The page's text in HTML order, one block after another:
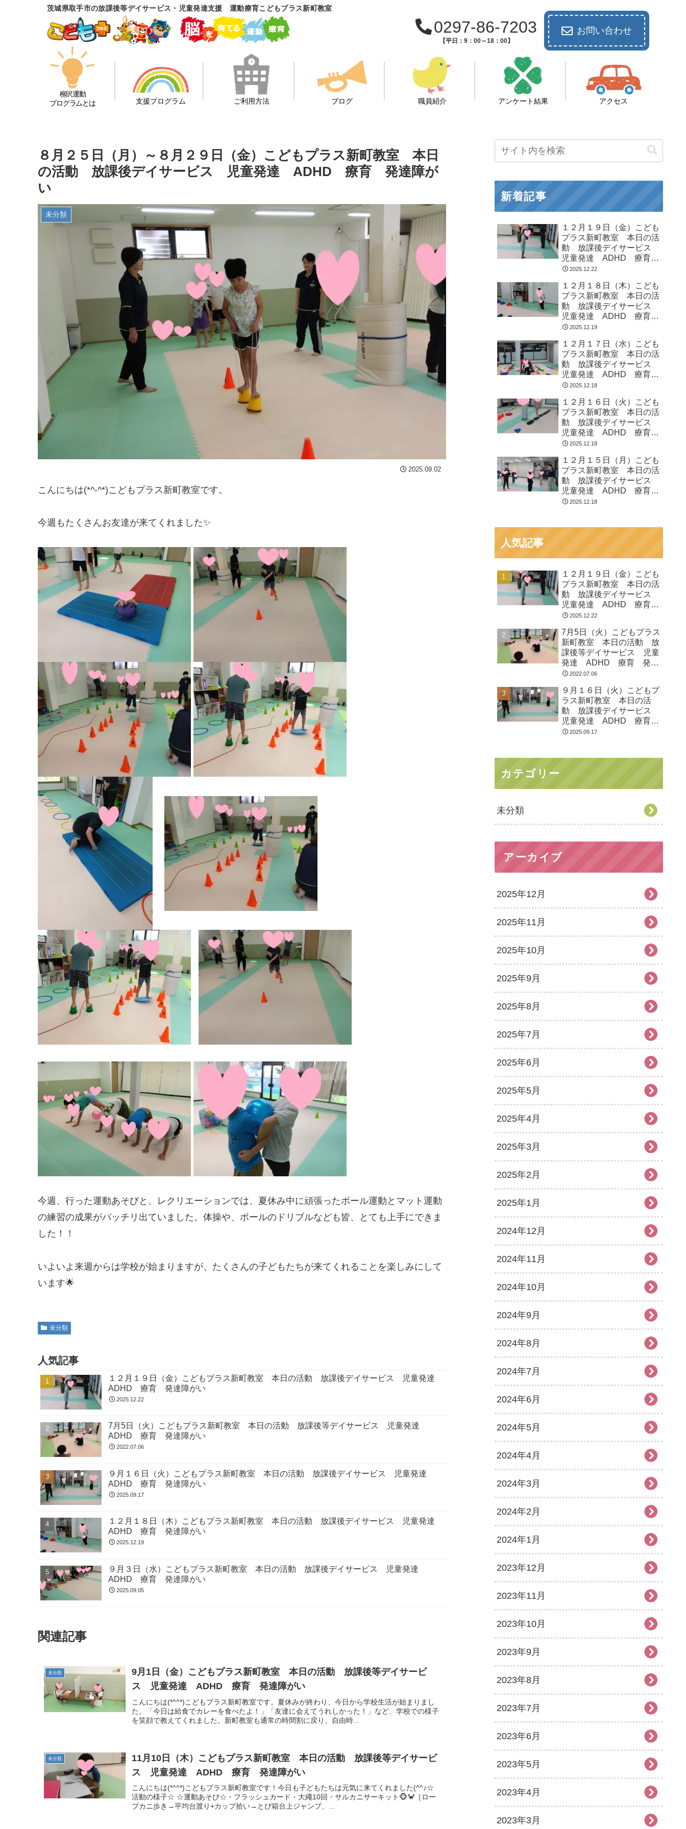
茨城県取手市の放課後等デイサービス・児童発達支援 運動療育こどもプラス新町教室
0297-86-7203
【平日：9：00～18：00】
お問い合わせ
柳沢運動
プログラムとは
支援プログラム ご利用方法 ブログ 職員紹介 アンケート結果 アクセス
８月２５日（月）～８月２９日（金）こどもプラス新町教室 本日
の活動 放課後デイサービス 児童発達 ADHD 療育 発達障が
い
未分類
2025.09.02
こんにちは(*^-^*)こどもプラス新町教室です。
今週もたくさんお友達が来てくれました✨
今週、行った運動あそびと、レクリエーションでは、夏休み中に頑張ったボール運動とマット運動
の練習の成果がバッチリ出ていました。体操や、ボールのドリブルなども皆、とても上手にできま
した！！
いよいよ来週からは学校が始まりますが、たくさんの子どもたちが来てくれることを楽しみにして
います🌟
未分類
人気記事
１２月１９日（金）こどもプラス新町教室 本日の活動 放課後デイサービス 児童発達
ADHD 療育 発達障がい
2025.12.22
7月5日（火）こどもプラス新町教室 本日の活動 放課後等デイサービス 児童発達
ADHD 療育 発達障がい
2022.07.06
９月１６日（火）こどもプラス新町教室 本日の活動 放課後デイサービス 児童発達
ADHD 療育 発達障がい
2025.09.17
１２月１８日（木）こどもプラス新町教室 本日の活動 放課後デイサービス 児童発達
ADHD 療育 発達障がい
2025.12.19
９月３日（水）こどもプラス新町教室 本日の活動 放課後デイサービス 児童発達
ADHD 療育 発達障がい
2025.09.05
関連記事
未分類
9月1日（金）こどもプラス新町教室 本日の活動 放課後等デイサービ
ス 児童発達 ADHD 療育 発達障がい
こんにちは(*^^*)こどもプラス新町教室です。夏休みが終わり、今日から学校生活が始まりまし
た。「今日は給食でカレーを食べたよ！」「友達に会えてうれしかった！」など、学校での様子
を笑顔で教えてくれました。新町教室も通常の時間割に戻り、自由時...
未分類
11月10日（木）こどもプラス新町教室 本日の活動 放課後等デイサービ
ス 児童発達 ADHD 療育 発達障がい
こんにちは(*^^*)こどもプラス新町教室です！今日も子どもたちは元気に来てくれました(^^♪☆
活動の様子☆ ☆運動あそび☆・フラッシュカード・大繩10回・サルカニサーキット🐵🦀［ロー
プカニ歩き→平均台渡り+カップ拾い→とび箱台上ジャンプ、...
新着記事
１２月１９日（金）こども
プラス新町教室 本日の活
動 放課後デイサービス
児童発達 ADHD 療育
発達障がい
2025.12.22
１２月１８日（木）こども
プラス新町教室 本日の活
動 放課後デイサービス
児童発達 ADHD 療育
発達障がい
2025.12.19
１２月１７日（水）こども
プラス新町教室 本日の活
動 放課後デイサービス
児童発達 ADHD 療育
発達障がい
2025.12.18
１２月１６日（火）こども
プラス新町教室 本日の活
動 放課後デイサービス
児童発達 ADHD 療育
発達障がい
2025.12.18
１２月１５日（月）こども
プラス新町教室 本日の活
動 放課後デイサービス
児童発達 ADHD 療育
発達障がい
2025.12.18
人気記事
１２月１９日（金）こども
プラス新町教室 本日の活
動 放課後デイサービス
児童発達 ADHD 療育
発達障がい
2025.12.22
7月5日（火）こどもプラス
新町教室 本日の活動 放
課後等デイサービス 児童
発達 ADHD 療育 発達
障がい
2022.07.06
９月１６日（火）こどもプ
ラス新町教室 本日の活
動 放課後デイサービス
児童発達 ADHD 療育
発達障がい
2025.09.17
カテゴリー
未分類
アーカイブ
2025年12月
2025年11月
2025年10月
2025年9月
2025年8月
2025年7月
2025年6月
2025年5月
2025年4月
2025年3月
2025年2月
2025年1月
2024年12月
2024年11月
2024年10月
2024年9月
2024年8月
2024年7月
2024年6月
2024年5月
2024年4月
2024年3月
2024年2月
2024年1月
2023年12月
2023年11月
2023年10月
2023年9月
2023年8月
2023年7月
2023年6月
2023年5月
2023年4月
2023年3月